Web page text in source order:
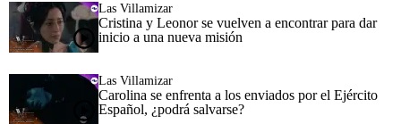
Las Villamizar
Cristina y Leonor se vuelven a encontrar para dar
inicio a una nueva misión
Las Villamizar
Carolina se enfrenta a los enviados por el Ejército
Español, ¿podrá salvarse?